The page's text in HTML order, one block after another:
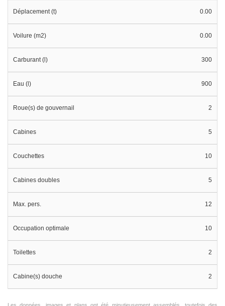
Déplacement (t) 0.00
Voilure (m2) 0.00
Carburant (l) 300
Eau (l) 900
Roue(s) de gouvernail 2
Cabines 5
Couchettes 10
Cabines doubles 5
Max. pers. 12
Occupation optimale 10
Toilettes 2
Cabine(s) douche 2